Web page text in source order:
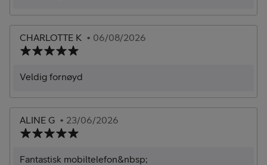
CHARLOTTE K • 06/08/2026
Veldig fornøyd
ALINE G • 23/06/2026
Fantastisk mobiltelefon&nbsp;